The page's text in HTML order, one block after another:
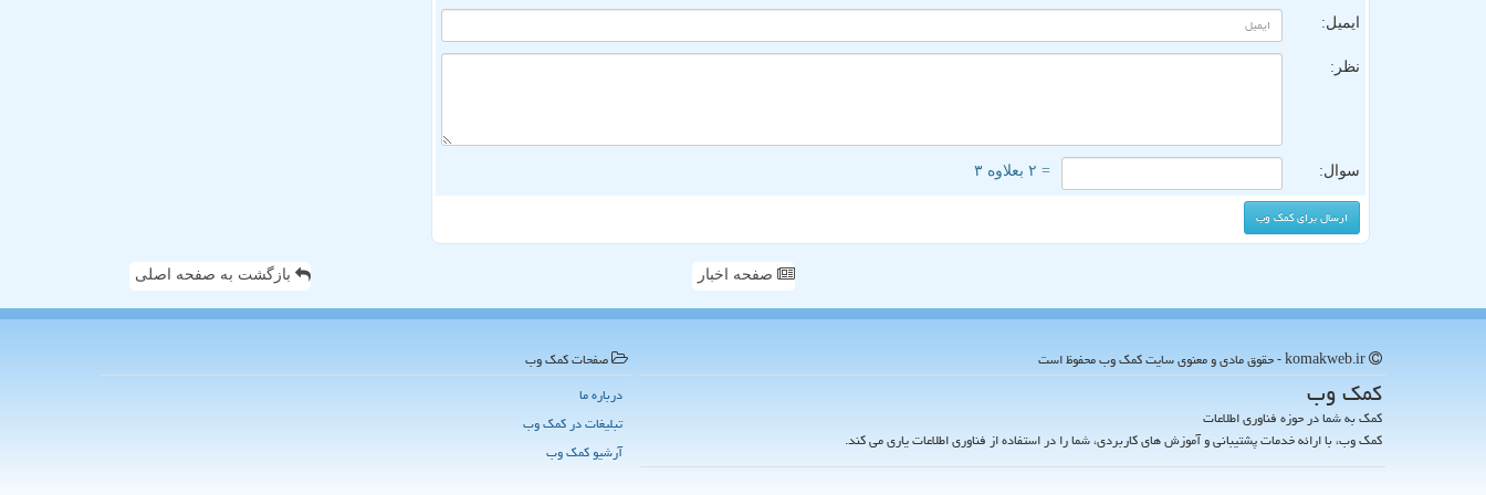
ایمیل:
نظر:
سوال: = ۲ بعلاوه ۳
صفحه اخبار بازگشت به صفحه اصلی
كمك وب
کمک به شما در حوزه فناوری اطلاعات
کمک وب، با ارائه خدمات پشتیبانی و آموزش های کاربردی، شما را در استفاده از فناوری اطلاعات یاری می کند.
صفحات كمك وب
درباره ما
تبلیغات در كمك وب
آرشیو كمك وب